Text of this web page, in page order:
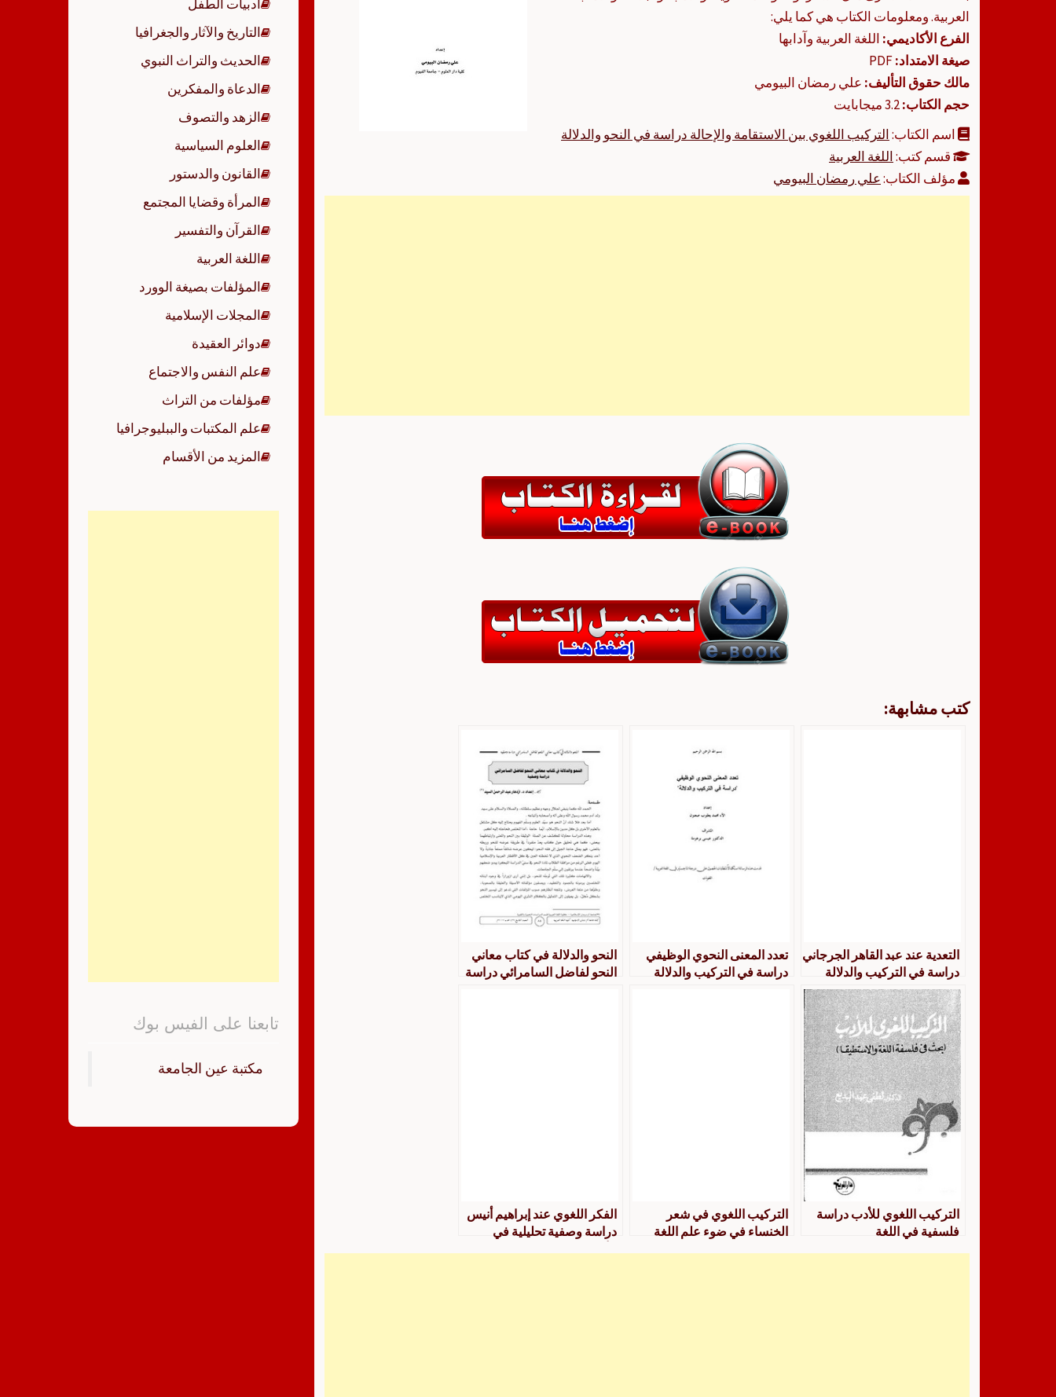
العربية. ومعلومات الكتاب هي كما يلي:
الفرع الأكاديمي: اللغة العربية وآدابها
صيغة الامتداد:
مالك حقوق التأليف: علي رمضان البيومي
حجم الكتاب:
اسم الكتاب:التركيب اللغوي بين الاستقامة والإحالة دراسة في النحو والدلالة
قسم كتب:اللغة العربية
مؤلف الكتاب:علي رمضان البيومي
كتب مشابهة:
التعدية عند عبد القاهر الجرجاني
دراسة في التركيب والدلالة
تعدد المعنى النحوي الوظيفي
دراسة في التركيب والدلالة
النحو والدلالة في كتاب معاني
النحو لفاضل السامرائي دراسة
التركيب اللغوي للأدب دراسة
فلسفية في اللغة
التركيب اللغوي في شعر
الخنساء في ضوء علم اللغة
الفكر اللغوي عند إبراهيم أنيس
دراسة وصفية تحليلية في
أدبيات الطفل
التاريخ والآثار والجغرافيا
الحديث والتراث النبوي
الدعاة والمفكرين
الزهد والتصوف
العلوم السياسية
القانون والدستور
المرأة وقضايا المجتمع
القرآن والتفسير
اللغة العربية
المؤلفات بصيغة الوورد
المجلات الإسلامية
دوائر العقيدة
علم النفس والاجتماع
مؤلفات من التراث
علم المكتبات والببليوجرافيا
المزيد من الأقسام
تابعنا على الفيس بوك
‏مكتبة عين الجامعة‏